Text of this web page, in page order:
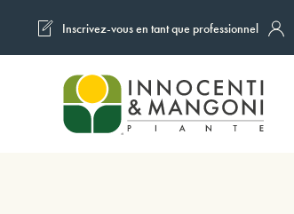
Skip to main content
Inscrivez-vous en tant que professionnel